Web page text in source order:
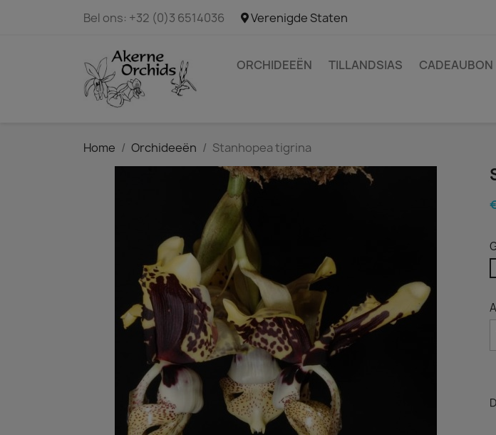
Bel ons: +32 (0)3 6514036 Verenigde Staten
ORCHIDEEËN TILLANDSIAS CADEAUBON
Home Orchideeën Stanhopea tigrina